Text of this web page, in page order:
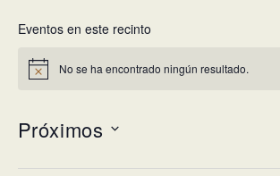
Eventos en este recinto
Aviso No se ha encontrado ningún resultado.
Próximos